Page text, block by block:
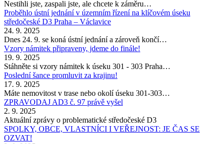
Nestihli jste, zaspali jste, ale chcete k záměru…
Proběhlo ústní jednání v územním řízení na klíčovém úseku
středočeské D3 Praha – Václavice
24. 9. 2025
Dnes 24. 9. se koná ústní jednání a zároveň končí…
Vzory námitek připraveny, jdeme do finále!
19. 9. 2025
Stáhněte si vzory námitek k úseku 301 - 303 Praha…
Poslední šance promluvit za krajinu!
17. 9. 2025
Máte nemovitost v trase nebo okolí úseku 301-303…
ZPRAVODAJ AD3 č. 97 právě vyšel
2. 9. 2025
Aktuální zprávy o problematické středočeské D3
SPOLKY, OBCE, VLASTNÍCI I VEŘEJNOST: JE ČAS SE
OZVAT!